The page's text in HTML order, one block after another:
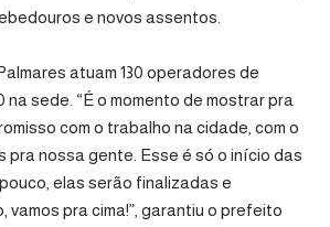
e novos assentos.
atuam 130 operadores de
na sede. “É o momento de mostrar pra
com o trabalho na cidade, com o
pra nossa gente. Esse é só o início das
elas serão finalizadas e
vamos pra cima!”, garantiu o prefeito